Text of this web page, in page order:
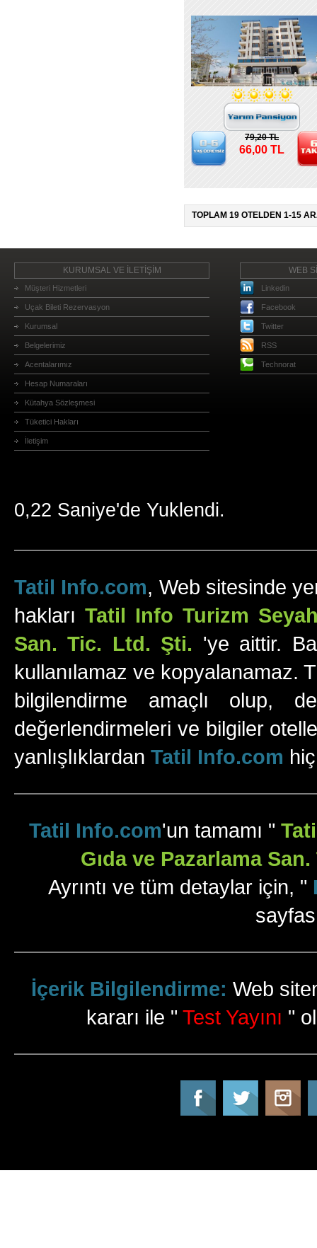
79,20 TL
66,00 TL
TOPLAM 19 OTELDEN 1-15
KURUMSAL VE İLETİŞİM
Müşteri Hizmetleri
Uçak Bileti Rezervasyon
Kurumsal
Belgelerimiz
Acentalarımız
Hesap Numaraları
Kütahya Sözleşmesi
Tüketici Hakları
İletişim
WEB
Linkedin
Facebook
Twitter
RSS
Technorat
0,22 Saniye'de Yuklendi.
Tatil Info.com, Web sitesinde
hakları Tatil Info Turizm
San. Tic. Ltd. Şti. 'ye aittir.
kullanılamaz ve kopyalanamaz.
bilgilendirme amaçlı olup,
değerlendirmeleri ve bilgiler
yanlışlıklardan Tatil Info.com
Tatil Info.com'un tamamı "
Gıda ve Pazarlama
Ayrıntı ve tüm detaylar için, "
İçerik Bilgilendirme: Web
kararı ile " Test Yayını "